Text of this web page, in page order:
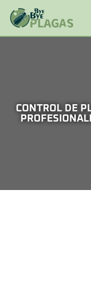
CONTROL DE